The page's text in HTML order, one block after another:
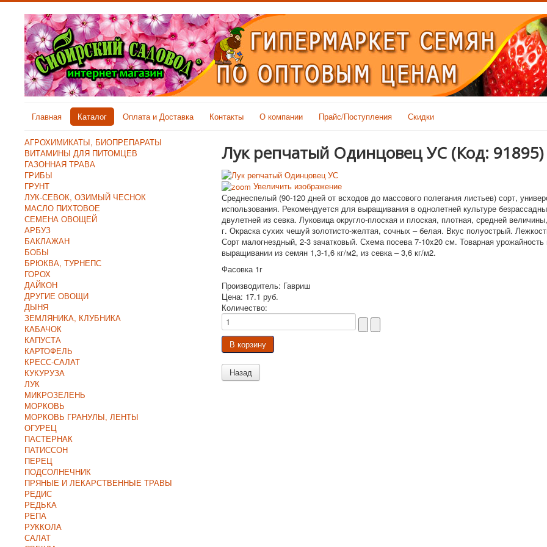
Главная Каталог Оплата и Доставка Контакты О компании Прайс/Поступления Скидки
АГРОХИМИКАТЫ, БИОПРЕПАРАТЫ
ВИТАМИНЫ ДЛЯ ПИТОМЦЕВ
ГАЗОННАЯ ТРАВА
ГРИБЫ
ГРУНТ
ЛУК-СЕВОК, ОЗИМЫЙ ЧЕСНОК
МАСЛО ПИХТОВОЕ
СЕМЕНА ОВОЩЕЙ
АРБУЗ
БАКЛАЖАН
БОБЫ
БРЮКВА, ТУРНЕПС
ГОРОХ
ДАЙКОН
ДРУГИЕ ОВОЩИ
ДЫНЯ
ЗЕМЛЯНИКА, КЛУБНИКА
КАБАЧОК
КАПУСТА
КАРТОФЕЛЬ
КРЕСС-САЛАТ
КУКУРУЗА
ЛУК
МИКРОЗЕЛЕНЬ
МОРКОВЬ
МОРКОВЬ ГРАНУЛЫ, ЛЕНТЫ
ОГУРЕЦ
ПАСТЕРНАК
ПАТИССОН
ПЕРЕЦ
ПОДСОЛНЕЧНИК
ПРЯНЫЕ И ЛЕКАРСТВЕННЫЕ ТРАВЫ
РЕДИС
РЕДЬКА
РЕПА
РУККОЛА
САЛАТ
Лук репчатый Одинцовец УС(Код: 91895)
Увеличить изображение
Среднеспелый (90-120 дней от всходов до массового полегания листьев) сорт,
использования. Рекомендуется для выращивания в однолетней культуре
двулетней из севка. Луковица округло-плоская и плоская, плотная, средней
г. Окраска сухих чешуй золотисто-желтая, сочных – белая. Вкус полуострый.
Сорт малогнездный, 2-3 зачатковый. Схема посева 7-10x20 см. Товарная урожайность
выращивании из семян 1,3-1,6 кг/м2, из севка – 3,6 кг/м2.
Фасовка 1г
Производитель: Гавриш
Цена: 17.1 руб.
Количество: